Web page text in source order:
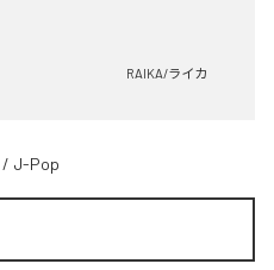
RAIKA/ライカ
/ J-Pop